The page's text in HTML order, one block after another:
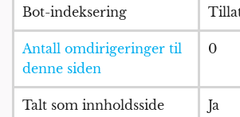
Bot-indeksering
Antall omdirigeringer til
denne siden
0
Talt som innholdsside Ja